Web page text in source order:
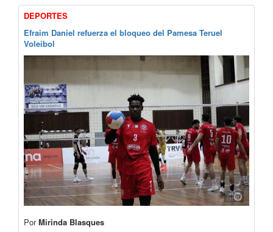
DEPORTES
Efraim Daniel refuerza el bloqueo del Pamesa Teruel
Voleibol
PorMirinda Blasques